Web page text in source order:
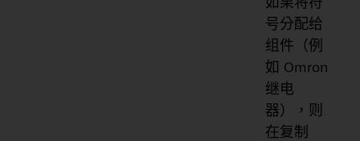
号分配给
组件（例
如 Omron
继电
器），则
在复制